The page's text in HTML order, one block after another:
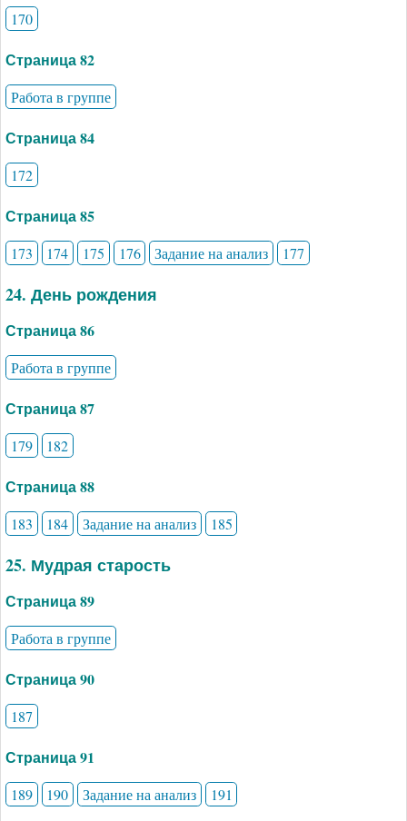
170
Страница 82
Работа в группе
Страница 84
172
Страница 85
173 174 175 176 Задание на анализ 177
24. День рождения
Страница 86
Работа в группе
Страница 87
179 182
Страница 88
183 184 Задание на анализ 185
25. Мудрая старость
Страница 89
Работа в группе
Страница 90
187
Страница 91
189 190 Задание на анализ 191